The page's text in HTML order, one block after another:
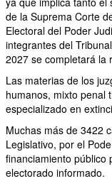
de la Suprema Corte
Electoral del Poder
integrantes del
2027 se completará la
Las materias de los
humanos, mixto penal
especializado en
Muchas más de 3422
Legislativo, por el
financiamiento público
electorado informado.